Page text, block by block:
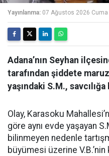
Yayınlanma: 07 Ağustos 2026 Cuma
Adana’nın Seyhan
tarafından şiddete
yaşındaki S.M.,
Olay, Karasoku
göre aynı evde yaşayan
bilinmeyen nedenle
büyümesi üzerine V.B.’nin